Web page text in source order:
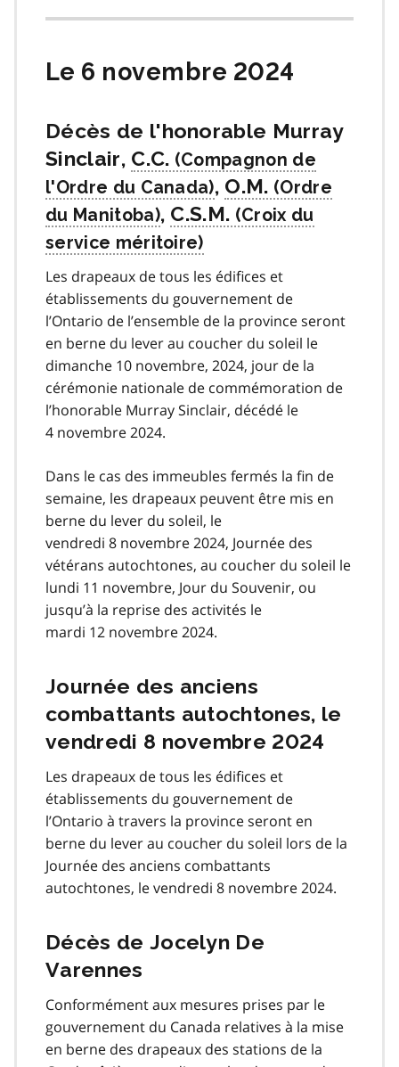
Le 6 novembre 2024
Décès de l'honorable Murray
Sinclair, C.C.
, O.M.
, C.S.M.
Les drapeaux de tous les édifices et
établissements du gouvernement de
l’Ontario de l’ensemble de la province seront
en berne du lever au coucher du soleil le
dimanche 10 novembre, 2024, jour de la
cérémonie nationale de commémoration de
l’honorable Murray Sinclair, décédé le
4 novembre 2024.
Dans le cas des immeubles fermés la fin de
semaine, les drapeaux peuvent être mis en
berne du lever du soleil, le
vendredi 8 novembre 2024, Journée des
vétérans autochtones, au coucher du soleil le
lundi 11 novembre, Jour du Souvenir, ou
jusqu’à la reprise des activités le
mardi 12 novembre 2024.
Journée des anciens
combattants autochtones, le
vendredi 8 novembre 2024
Les drapeaux de tous les édifices et
établissements du gouvernement de
l’Ontario à travers la province seront en
berne du lever au coucher du soleil lors de la
Journée des anciens combattants
autochtones, le vendredi 8 novembre 2024.
Décès de Jocelyn De
Varennes
Conformément aux mesures prises par le
gouvernement du Canada relatives à la mise
en berne des drapeaux des stations de la